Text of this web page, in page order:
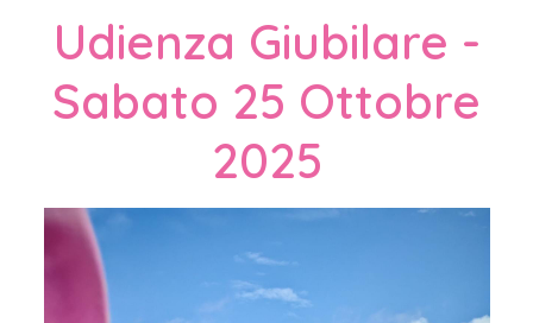
Udienza Giubilare -
Sabato 25 Ottobre
2025